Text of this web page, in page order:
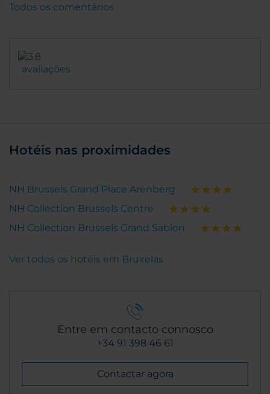
avaliações
Todos os comentários
Hotéis nas proximidades
NH Brussels Grand Place Arenberg
NH Collection Brussels Centre
NH Collection Brussels Grand Sablon
Ver todos os hotéis em Bruxelas
Entre em contacto connosco
+34 91 398 46 61
Contactar agora